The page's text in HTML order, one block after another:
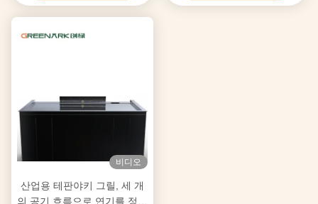
비디오
산업용 테판야키 그릴, 세 개
의 공기 흐름으로 연기를 정화